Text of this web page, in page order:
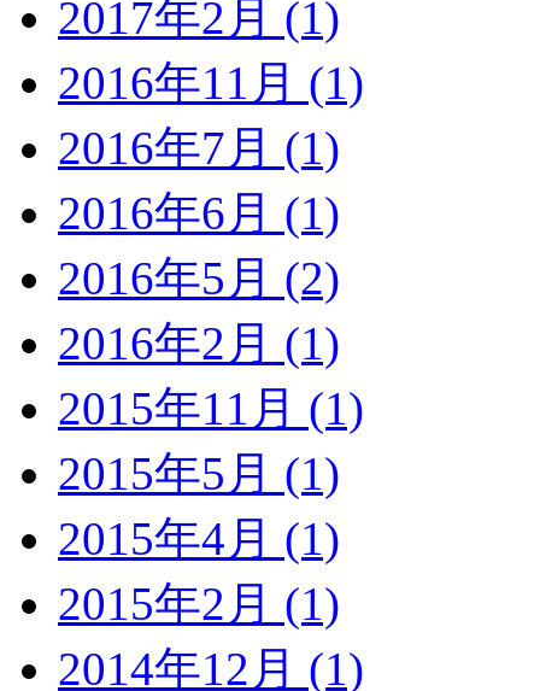
2017年2月 (1)
2016年11月 (1)
2016年7月 (1)
2016年6月 (1)
2016年5月 (2)
2016年2月 (1)
2015年11月 (1)
2015年5月 (1)
2015年4月 (1)
2015年2月 (1)
2014年12月 (1)